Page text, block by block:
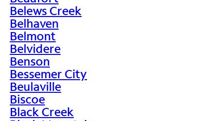
Belews Creek
Belhaven
Belmont
Belvidere
Benson
Bessemer City
Beulaville
Biscoe
Black Creek